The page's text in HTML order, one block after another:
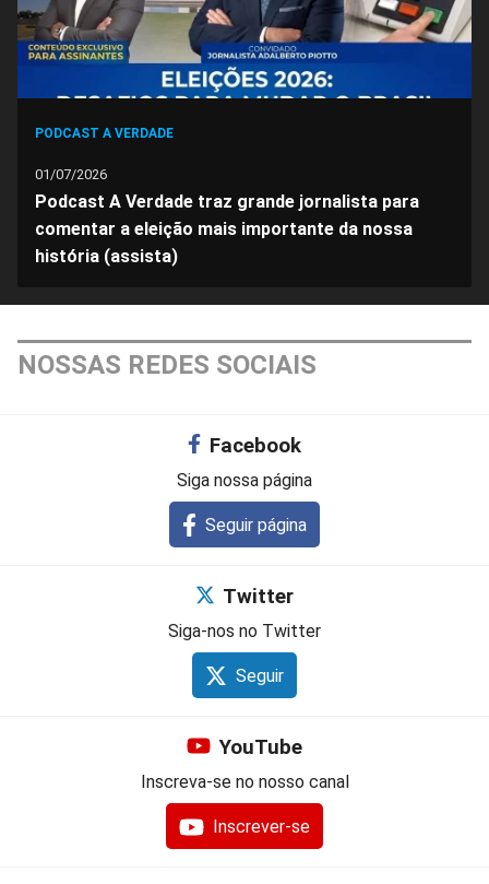
PODCAST A VERDADE
01/07/2026
Podcast A Verdade traz grande jornalista para
comentar a eleição mais importante da nossa
história (assista)
NOSSAS REDES SOCIAIS
Facebook
Siga nossa página
Seguir página
Twitter
Siga-nos no Twitter
Seguir
YouTube
Inscreva-se no nosso canal
Inscrever-se